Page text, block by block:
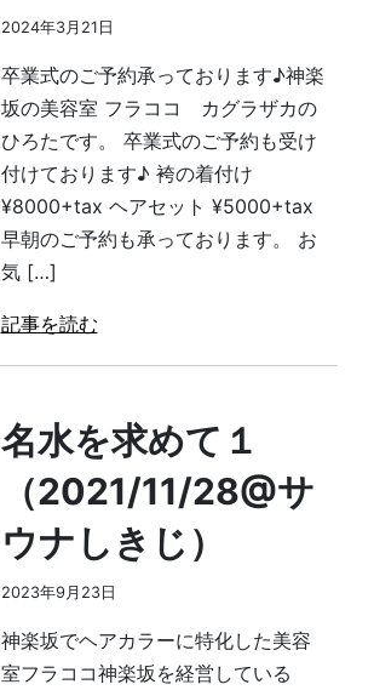
2024年3月21日
卒業式のご予約承っております♪神楽
坂の美容室 フラココ カグラザカの
ひろたです。 卒業式のご予約も受け
付けております♪ 袴の着付け
¥8000+tax ヘアセット ¥5000+tax
早朝のご予約も承っております。 お
気 […]
記事を読む
名水を求めて１
（2021/11/28@サ
ウナしきじ）
2023年9月23日
神楽坂でヘアカラーに特化した美容
室フラココ神楽坂を経営している